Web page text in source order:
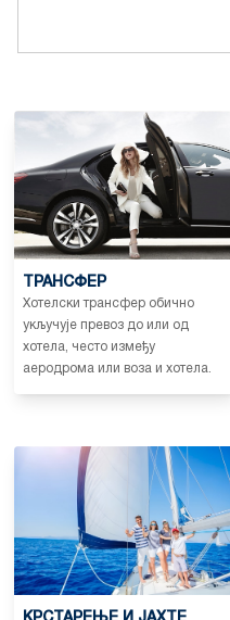
ТРАНСФЕР
Хотелски трансфер обично
укључује превоз до или од
хотела, често између
аеродрома или воза и хотела.